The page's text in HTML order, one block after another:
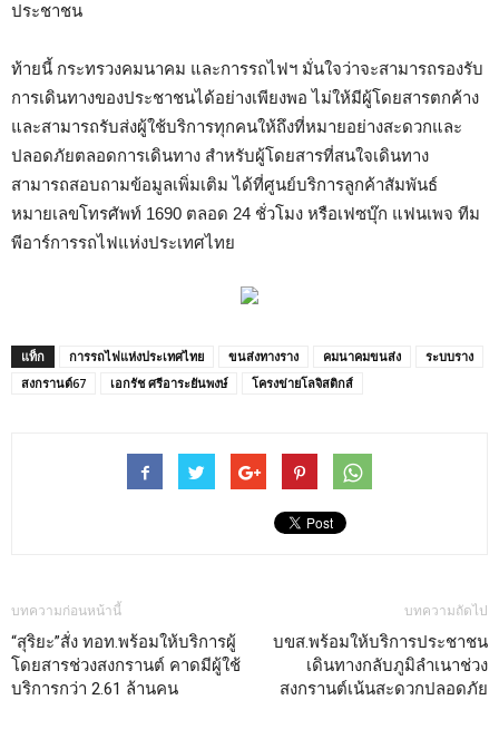
ประชาชน
ท้ายนี้ กระทรวงคมนาคม และการรถไฟฯ มั่นใจว่าจะสามารถรองรับ
การเดินทางของประชาชนได้อย่างเพียงพอ ไม่ให้มีผู้โดยสารตกค้าง
และสามารถรับส่งผู้ใช้บริการทุกคนให้ถึงที่หมายอย่างสะดวกและ
ปลอดภัยตลอดการเดินทาง สำหรับผู้โดยสารที่สนใจเดินทาง
สามารถสอบถามข้อมูลเพิ่มเติม ได้ที่ศูนย์บริการลูกค้าสัมพันธ์
หมายเลขโทรศัพท์ 1690 ตลอด 24 ชั่วโมง หรือเฟซบุ๊ก แฟนเพจ ทีม
พีอาร์การรถไฟแห่งประเทศไทย
แท็ก การรถไฟแห่งประเทศไทย ขนส่งทางราง คมนาคมขนส่ง
ระบบราง
สงกรานต์67
เอกรัช ศรีอาระยันพงษ์ โครงข่ายโลจิสติกส์
บทความก่อนหน้านี้
“สุริยะ”สั่ง ทอท.พร้อมให้บริการผู้
โดยสารช่วงสงกรานต์ คาดมีผู้ใช้
บริการกว่า 2.61 ล้านคน
บทความถัดไป
บขส.พร้อมให้บริการประชาชน
เดินทางกลับภูมิลำเนาช่วง
สงกรานต์เน้นสะดวกปลอดภัย